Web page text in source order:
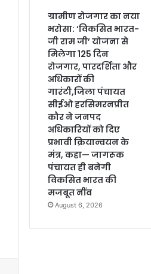
ग्रामीण रोजगार का नया
भरोसा: ‘विकसित भारत-
जी राम जी’ योजना से
मिलेगा 125 दिन
रोजगार, पारदर्शिता और
अधिकारों की
गारंटी,जिला पंचायत
सीईओ हरसिमरनप्रीत
कौर ने जनपद
अधिकारियों को दिए
प्रभावी क्रियान्वयन के
मंत्र, कहा— जागरूक
पंचायत ही बनेगी
विकसित भारत की
मजबूत नींव
August 6, 2026